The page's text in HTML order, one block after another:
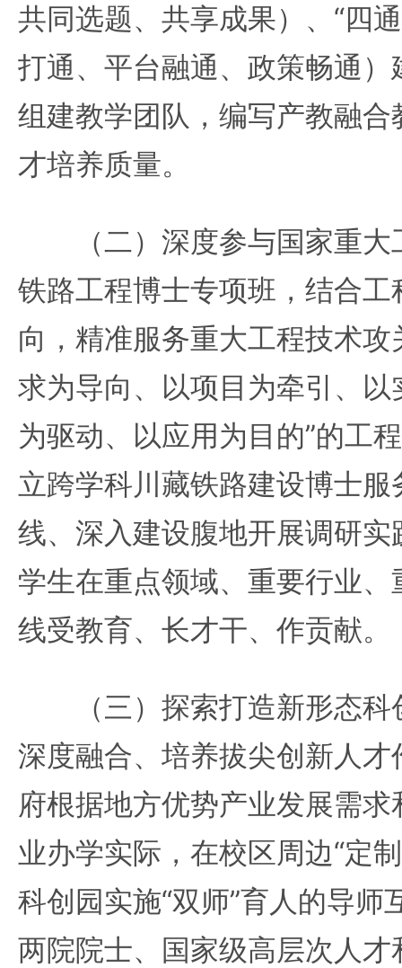
共同选题、共享成果）、“四
打通、平台融通、政策畅通
组建教学团队，编写产教融
才培养质量。
（二）深度参与国家重大
铁路工程博士专项班，结合
向，精准服务重大工程技术攻
求为导向、以项目为牵引、
为驱动、以应用为目的”的工
立跨学科川藏铁路建设博士
线、深入建设腹地开展调研
学生在重点领域、重要行业
线受教育、长才干、作贡献。
（三）探索打造新形态科
深度融合、培养拔尖创新人
府根据地方优势产业发展需
业办学实际，在校区周边“定
科创园实施“双师”育人的导师
两院院士、国家级高层次人